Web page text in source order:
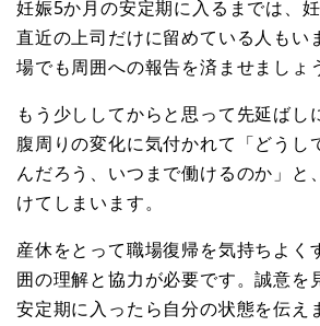
妊娠5か月の安定期に入るまでは、
直近の上司だけに留めている人もい
場でも周囲への報告を済ませましょ
もう少ししてからと思って先延ばし
腹周りの変化に気付かれて「どうし
んだろう、いつまで働けるのか」と
けてしまいます。
産休をとって職場復帰を気持ちよく
囲の理解と協力が必要です。誠意を
安定期に入ったら自分の状態を伝え